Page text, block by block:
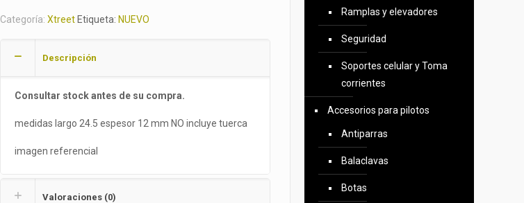
Categoría:Xtreet Etiqueta: NUEVO
Descripción
Consultar stock antes de su compra.
medidas largo 24.5 espesor 12 mm NO incluye tuerca
imagen referencial
Valoraciones (0)
Ramplas y elevadores
Seguridad
Soportes celular y Toma
corrientes
Accesorios para pilotos
Antiparras
Balaclavas
Botas